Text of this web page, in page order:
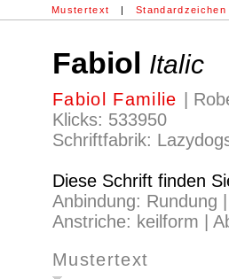
Mustertext | Standardzeichen
Fabiol Italic
Fabiol Familie
|
Klicks: 533950
Schriftfabrik:
Diese Schrift finden
Anbindung: Rundung
Anstriche: keilform |
Mustertext